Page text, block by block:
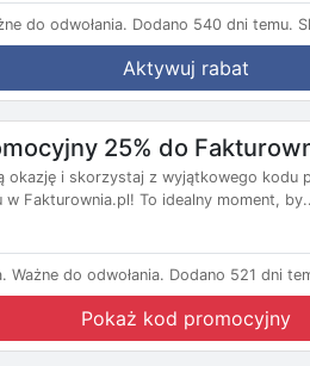
do odwołania. Dodano 540 dni temu.
Aktywuj rabat
25% do
okazję i skorzystaj z wyjątkowego kodu
w Fakturownia.pl! To idealny moment,
Ważne do odwołania. Dodano 521 dni
Pokaż kod promocyjny